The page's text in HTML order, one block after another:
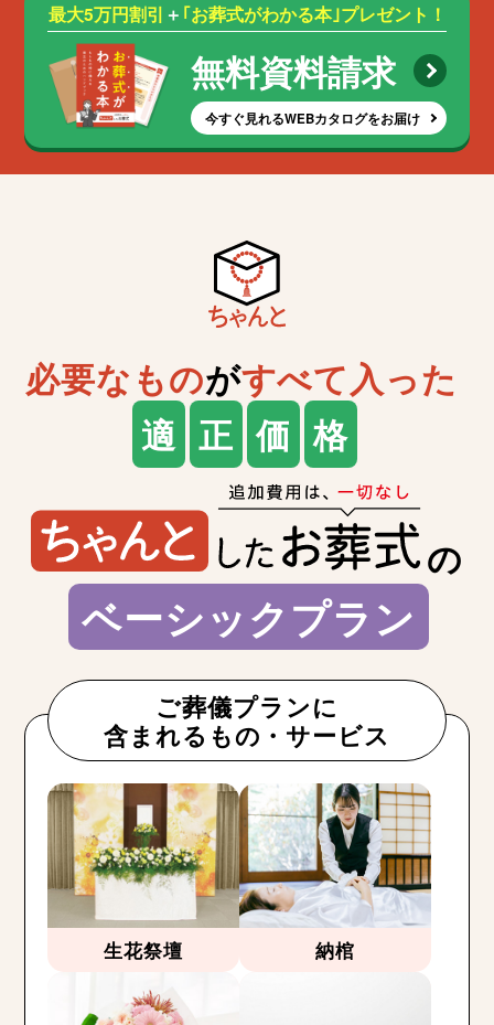
最大5万円割引 ＋ ｢お葬式がわかる本｣プレゼント！
無料資料請求
今すぐ見れるWEBカタログをお届け
必要なものがすべて入った
適 正 価 格
の
ベーシックプラン
ご葬儀プランに
含まれるもの・サービス
生花祭壇 納棺